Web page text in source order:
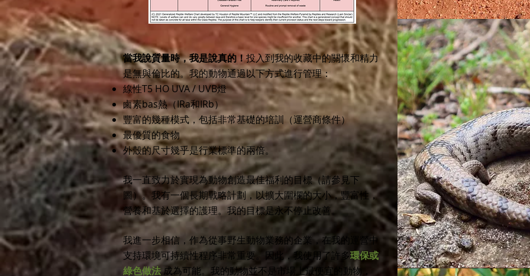
當我說質量時，我是說真的！投入到我的收藏中的關懷和精力
是無與倫比的。我的動物通過以下方式進行管理：
線性T5 HO UVA / UVB燈
鹵素bas熱（IRa和IRb）
豐富的幾種模式，包括非常基礎的培訓（運營商條件）
最優質的食物
外殼的尺寸幾乎是行業標準的兩倍。
我一直致力於實現為動物創造最佳福利的目標（請參見下
圖）。我有一個長期戰略計劃，以擴大圍欄的大小，豐富性，
營養和基於選擇的護理。我的目標是永不停止改善。
我進一步相信，作為從事野生動物業務的企業，在我的運營中
支持環境可持續性程序非常重要。因此，我使用了許多環保或
綠色做法成為可能。我的動物並不是市場上最便宜的動物，